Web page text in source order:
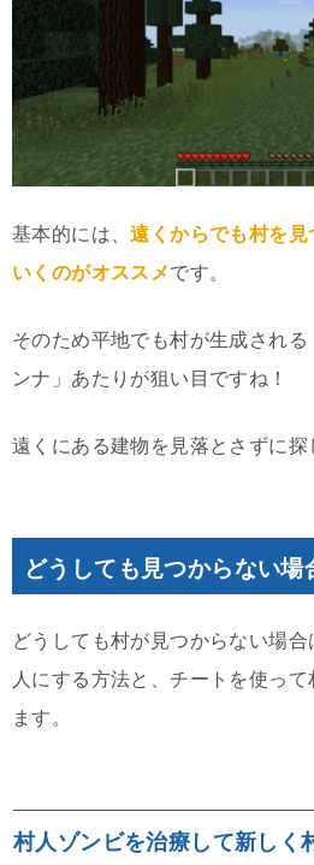
基本的には、遠くからでも村を
いくのがオススメです。
そのため平地でも村が生成され
ンナ」あたりが狙い目ですね！
遠くにある建物を見落とさずに探
どうしても見つからない場
どうしても村が見つからない場
人にする方法と、チートを使っ
ます。
村人ゾンビを治療して新しく